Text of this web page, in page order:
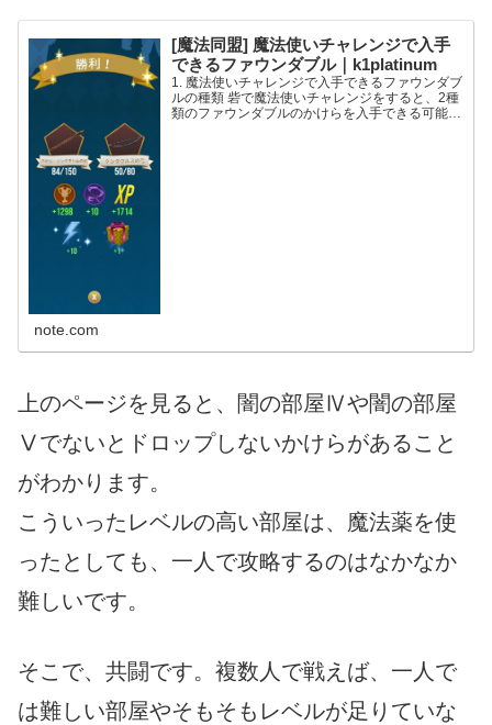
[魔法同盟] 魔法使いチャレンジで入手
できるファウンダブル｜k1platinum
1. 魔法使いチャレンジで入手できるファウンダブ
ルの種類 砦で魔法使いチャレンジをすると、2種
類のファウンダブルのかけらを入手できる可能性
note.com
上のページを見ると、闇の部屋Ⅳや闇の部屋
Ⅴでないとドロップしないかけらがあること
がわかります。
こういったレベルの高い部屋は、魔法薬を使
ったとしても、一人で攻略するのはなかなか
難しいです。
そこで、共闘です。複数人で戦えば、一人で
は難しい部屋やそもそもレベルが足りていな